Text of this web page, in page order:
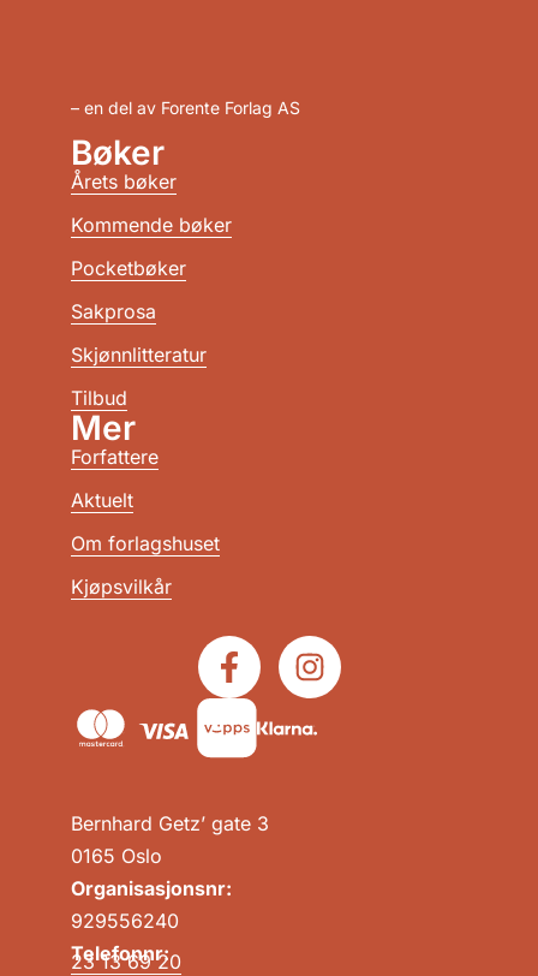
– en del av Forente Forlag AS
Bernhard Getz’ gate 3
0165 Oslo
Organisasjonsnr:
929556240
Telefonnr:
23 13 69 20
Bøker
Årets bøker
Kommende bøker
Pocketbøker
Sakprosa
Skjønnlitteratur
Tilbud
Mer
Forfattere
Aktuelt
Om forlagshuset
Kjøpsvilkår